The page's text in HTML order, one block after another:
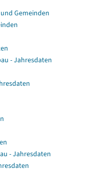
Gemeinden
- Jahresdaten
- Jahresdaten